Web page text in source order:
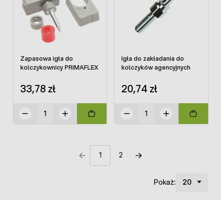
Zapasowa igła do
kolczykownicy PRIMAFLEX
33,78 zł
Igła do zakładania do
kolczyków agencyjnych
20,74 zł
1 2
Pokaż: